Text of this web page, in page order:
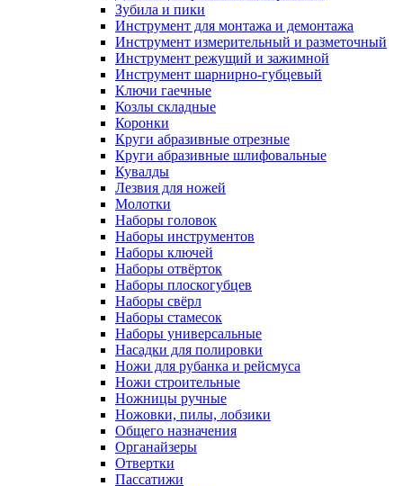
Зубила и пики
Инструмент для монтажа и демонтажа
Инструмент измерительный и разметочный
Инструмент режущий и зажимной
Инструмент шарнирно-губцевый
Ключи гаечные
Козлы складные
Коронки
Круги абразивные отрезные
Круги абразивные шлифовальные
Кувалды
Лезвия для ножей
Молотки
Наборы головок
Наборы инструментов
Наборы ключей
Наборы отвёрток
Наборы плоскогубцев
Наборы свёрл
Наборы стамесок
Наборы универсальные
Насадки для полировки
Ножи для рубанка и рейсмуса
Ножи строительные
Ножницы ручные
Ножовки, пилы, лобзики
Общего назначения
Органайзеры
Отвертки
Пассатижи